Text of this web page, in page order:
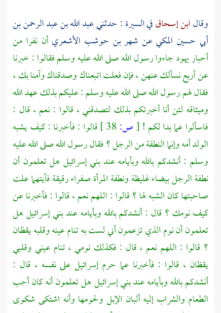
وقالابن إسحاقفي السيرة : حدثنيعبد الله بن عبد الرحمن بن
أبي حسين المكيعن شهر بن حوشب الأشعريأن نفرا من
أحبار يهود جاءوا رسول الله صلى الله عليه وسلم فقالوا : خبرنا
عن أربع نسألك عنهن ، فإن فعلت اتبعناك وصدقناك وآمنا بك ،
فقال لهم رسول الله صلى الله عليه وسلم : عليكم بذلك عهد الله
وميثاقه لئن أنا أخبرتكم بذلك لتصدقني ، قالوا : نعم ، قال :
فاسألوا عما بدا لكم ! [ص:
قالوا : فأخبرنا : كيف يشبه
الولد أمه وإنما النطفة من الرجل ؟ فقال رسول الله صلى الله عليه
وسلم : أنشدكم بالله وبأيامه عند بني إسرائيل هل تعلمون أن
نطفة الرجل بيضاء غليظة ونطفة المرأة صفراء رقيقة فأيتهما علت
صاحبتها كان الشبه لها ؟ قالوا : اللهم نعم ، قالوا : فأخبرنا عن
كيف نومك ؟ قال : أنشدكم بالله وبأيامه عند بني إسرائيل هل
تعلمون أن نوم الذي تزعمون أني لست به تنام عينه وقلبه يقظان
؟ قالوا : اللهم نعم ، قال : فكذلك نومي ، تنام عيني وقلبي
يقظان ، قالوا : فأخبرنا عما حرم إسرائيل على نفسه ، قال :
أنشدكم بالله وبأيامه عند بني إسرائيل هل تعلمون أنه كان أحب
الطعام والشراب إليه ألبان الإبل ولحومها وأنه اشتكى شكوى